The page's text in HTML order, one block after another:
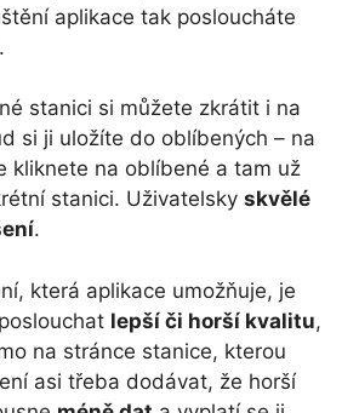
aplikace tak posloucháte
stanici si můžete zkrátit i na
si ji uložíte do oblíbených – na
kliknete na oblíbené a tam už
stanici. Uživatelsky skvělé
.
která aplikace umožňuje, je
lepší či horší kvalitu,
na stránce stanice, kterou
asi třeba dodávat, že horší